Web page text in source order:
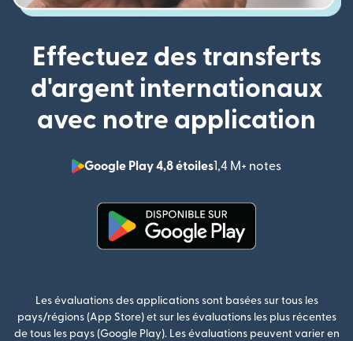
Effectuez des transferts
d'argent internationaux
avec notre application
Google Play 4,8 étoiles1,4 M+ notes
Les évaluations des applications sont basées sur tous les
pays/régions (App Store) et sur les évaluations les plus récentes
de tous les pays (Google Play). Les évaluations peuvent varier en